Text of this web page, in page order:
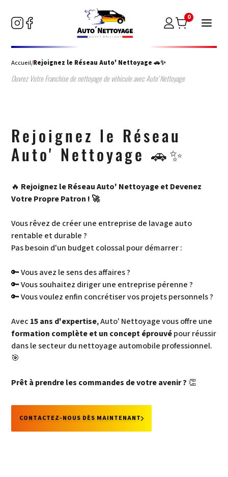
0
Accueil/Rejoignez le Réseau Auto' Nettoyage 🚗✨
Ouvrez Votre Franchise de nettoyage de véhicule avec Auto' Nettoyage
Rejoignez le Réseau
Auto' Nettoyage 🚗✨
🔥 Rejoignez le Réseau Auto' Nettoyage et Devenez
Votre Propre Patron ! 🚀
Vous rêvez de créer une entreprise de lavage auto
rentable et durable ?
Pas besoin d'un budget colossal pour démarrer :
🔑 Vous avez le sens des affaires ?
🔑 Vous souhaitez diriger une entreprise pérenne ?
🔑 Vous voulez enfin concrétiser vos projets personnels ?
Avec 15 ans d'expertise, Auto' Nettoyage vous offre une
formation complète et un concept éprouvépour réussir
dans le secteur du nettoyage automobile professionnel.
🎯
Prêt à prendre les commandes de votre avenir ? 👏
CONTACTEZ-NOUS DÈS MAINTENANT